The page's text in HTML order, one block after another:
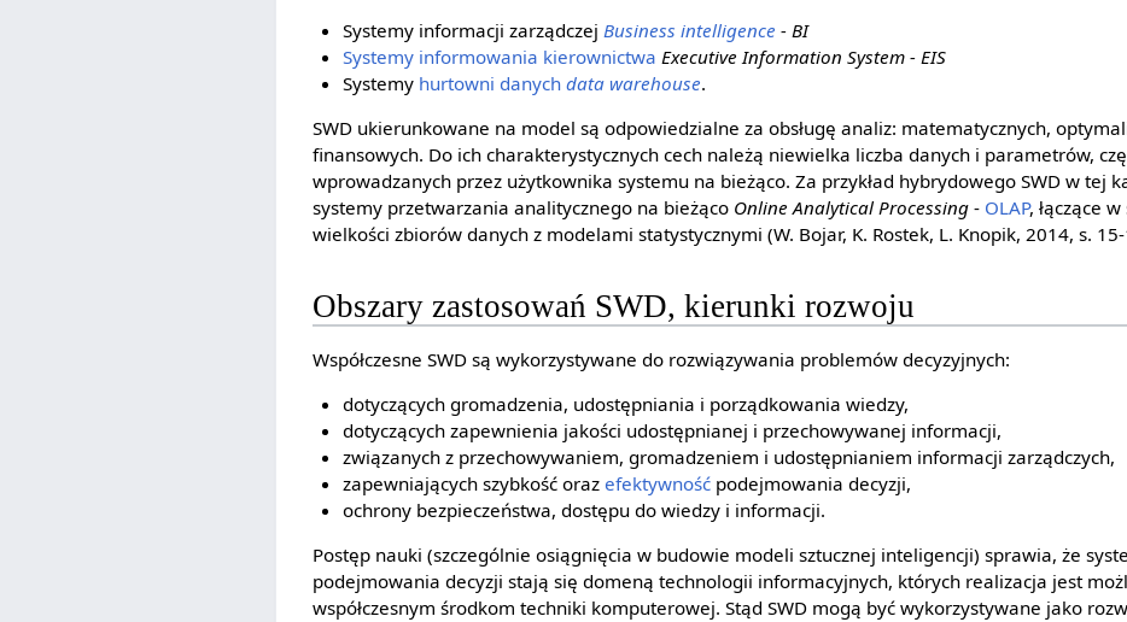
Systemy informacji zarządczej Business intelligence - BI
Systemy informowania kierownictwa Executive Information System - EIS
Systemy hurtowni danych data warehouse.
SWD ukierunkowane na model są odpowiedzialne za obsługę analiz: matematycznych,
finansowych. Do ich charakterystycznych cech należą niewielka liczba danych i parametrów,
wprowadzanych przez użytkownika systemu na bieżąco. Za przykład hybrydowego SWD w tej
systemy przetwarzania analitycznego na bieżąco Online Analytical Processing - OLAP, łączące
wielkości zbiorów danych z modelami statystycznymi (W. Bojar, K. Rostek, L. Knopik, 2014, s.
Obszary zastosowań SWD, kierunki rozwoju
Współczesne SWD są wykorzystywane do rozwiązywania problemów decyzyjnych:
dotyczących gromadzenia, udostępniania i porządkowania wiedzy,
dotyczących zapewnienia jakości udostępnianej i przechowywanej informacji,
związanych z przechowywaniem, gromadzeniem i udostępnianiem informacji zarządczych,
zapewniających szybkość oraz efektywnośćpodejmowania decyzji,
ochrony bezpieczeństwa, dostępu do wiedzy i informacji.
Postęp nauki (szczególnie osiągnięcia w budowie modeli sztucznej inteligencji) sprawia, że
podejmowania decyzji stają się domeną technologii informacyjnych, których realizacja jest
współczesnym środkom techniki komputerowej. Stąd SWD mogą być wykorzystywane jako